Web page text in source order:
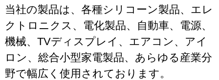
当社の製品は、各種シリコーン製品、エレ
クトロニクス、電化製品、自動車、電源、
機械、TVディスプレイ、エアコン、アイ
ロン、総合小型家電製品、あらゆる産業分
野で幅広く使用されております。